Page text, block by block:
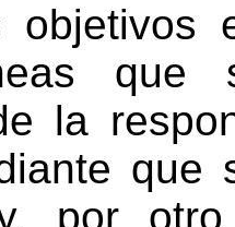
que
la
que
por